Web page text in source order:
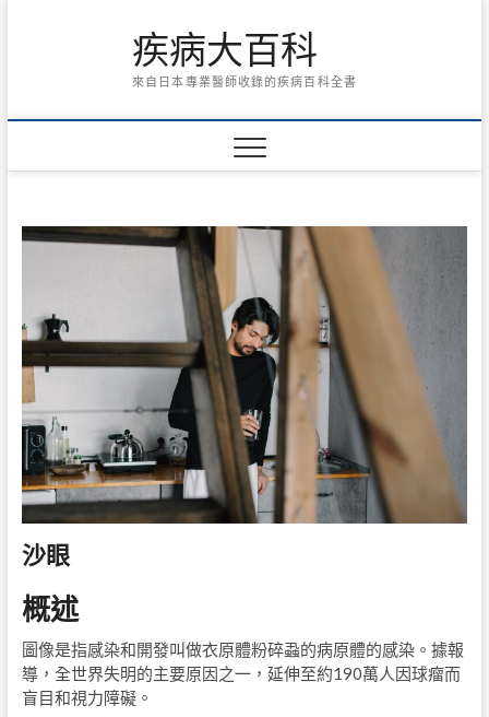
疾病大百科
來自日本專業醫師收錄的疾病百科全書
沙眼
概述
圖像是指感染和開發叫做衣原體粉碎蝨的病原體的感染。據報
導，全世界失明的主要原因之一，延伸至約190萬人因球瘤而
盲目和視力障礙。